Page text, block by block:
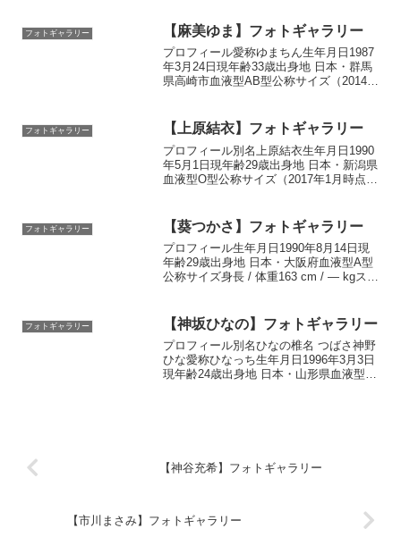
サイズ85 - 58 - ...
フォトギャラリー 【麻美ゆま】フォトギャラリー
プロフィール愛称ゆまちん生年月日1987
年3月24日現年齢33歳出身地 日本・群馬
県高崎市血液型AB型公称サイズ（2014年
イズ23...
フォトギャラリー 【上原結衣】フォトギャラリー
プロフィール別名上原結衣生年月日1990
年5月1日現年齢29歳出身地 日本・新潟県
血液型O型公称サイズ（2017年1月時点）
フォトギャラリー 【葵つかさ】フォトギャラリー
プロフィール生年月日1990年8月14日現
年齢29歳出身地 日本・大阪府血液型A型
公称サイズ身長 / 体重163 cm / ― kgスリ
フォトギャラリー 【神坂ひなの】フォトギャラリー
プロフィール別名ひなの椎名 つばさ神野
ひな愛称ひなっち生年月日1996年3月3日
現年齢24歳出身地 日本・山形県血液型O
【神谷充希】フォトギャラリー
【市川まさみ】フォトギャラリー